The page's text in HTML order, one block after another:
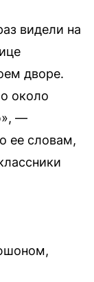
видели на
дворе.
около
—
ее словам,